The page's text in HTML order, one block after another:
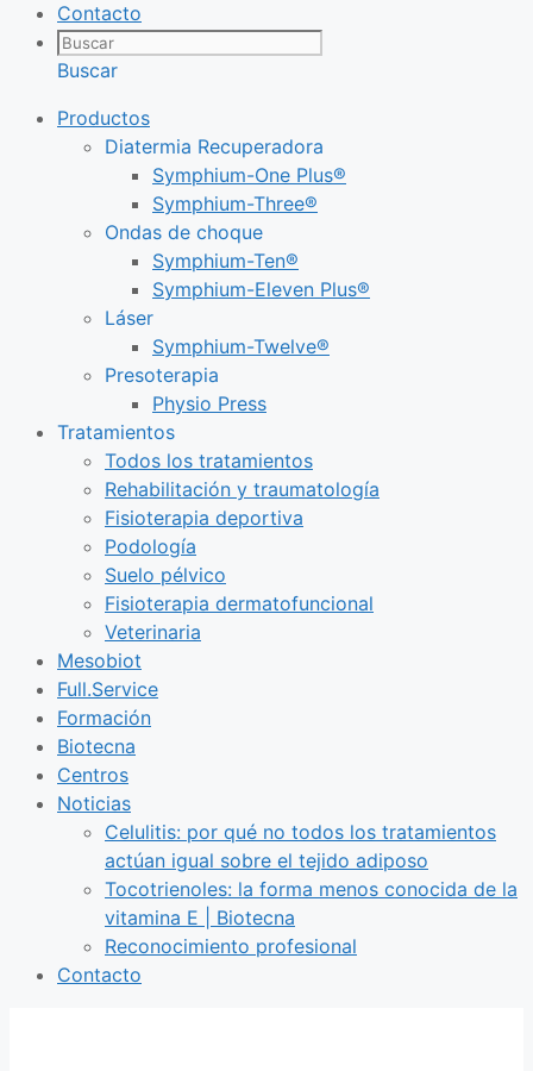
Contacto
Buscar
Productos
Diatermia Recuperadora
Symphium-One Plus®
Symphium-Three®
Ondas de choque
Symphium-Ten®
Symphium-Eleven Plus®
Láser
Symphium-Twelve®
Presoterapia
Physio Press
Tratamientos
Todos los tratamientos
Rehabilitación y traumatología
Fisioterapia deportiva
Podología
Suelo pélvico
Fisioterapia dermatofuncional
Veterinaria
Mesobiot
Full.Service
Formación
Biotecna
Centros
Noticias
Celulitis: por qué no todos los tratamientos
actúan igual sobre el tejido adiposo
Tocotrienoles: la forma menos conocida de la
vitamina E | Biotecna
Reconocimiento profesional
Contacto